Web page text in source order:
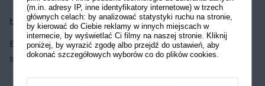
beniaaa
Bogaty smak w małej ilości
składników.
(m.in. adresy IP, inne identyfikatory internetowe) w trzech
głównych celach: by analizować statystyki ruchu na stronie,
by kierować do Ciebie reklamy w innych miejscach w
internecie, by wyświetlać Ci filmy na naszej stronie. Kliknij
poniżej, by wyrazić zgodę albo przejdź do ustawień, aby
dokonać szczegółowych wyborów co do plików cookies.